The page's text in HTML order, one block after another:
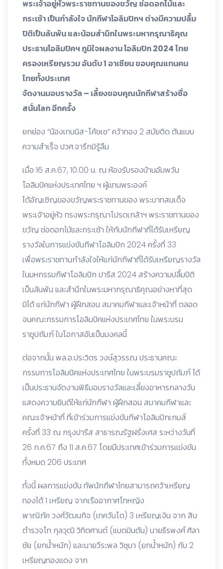
พระเจ้าอยู่หัวพระราชทานของขวัญ ช่อดอกไม้และ
กระเช้า เป็นกำลังใจ นักกีฬาโอลิมปิกฯ ต่างมีความปลื้ม
ปิติเป็นล้นพ้น และน้อมสำนึกในพระมหากรุณาธิคุณ
ประธานโอลิมปิคฯ ภูมิใจผลงาน โอลิมปิก 2024 ไทย
ครองเหรียญรวม อันดับ 1 อาเซียน ขอบคุณแทนคน
ไทยทั้งประเทศ
จัดงานมอบรางวัล – เลี้ยงขอบคุณนักกีฬาสร้างชื่อ
สนั่นโลก อีกครั้ง
ยกย่อง “น้องเทนนิส-โค้ชเช” คว้าทอง 2 สมัยติด ต้นแบบ
ความสำเร็จ ปวศ.จารึกมิรู้ลืม
เมื่อ 16 ส.ค.67, 10.00 น. ณ ห้องรับรองบ้านอัมพวัน
โอลิมปิคแห่งประเทศไทย ฯ ผู้แทนพระองค์
ได้อัญเชิญของขวัญพระราชทานของ พระบาทสมเด็จ
พระเจ้าอยู่หัว ทรงพระกรุณาโปรดเกล้าฯ พระราชทานของ
ขวัญ ช่อดอกไม้และกระเช้า ให้กับนักกีฬาที่ได้รับเหรียญ
รางวัลในการแข่งขันกีฬาโอลิมปิก 2024 ครั้งที่ 33
เพื่อพระราชทานกำลังใจให้แก่นักกีฬาที่ได้รับเหรียญรางวัล
ในมหกรรมกีฬาโอลิมปิก ปารีส 2024 สร้างความปลื้มปิติ
เป็นล้นพ้น และสำนึกในพระมหากรุณาธิคุณอย่างหาที่สุด
มิได้ แก่นักกีฬา ผู้ฝึกสอน สมาคมกีฬาและเจ้าหน้าที่ ตลอด
จนคณะกรรมการโอลิมปิคแห่งประเทศไทย ในพระบรม
ราชูปถัมภ์ ในโอกาสอันเป็นมงคลนี้
ต่อจากนั้น พล.อ.ประวิตร วงษ์สุวรรณ ประธานคณะ
กรรมการโอลิมปิคแห่งประเทศไทย ในพระบรมราชูปถัมภ์ ได้
เป็นประธานจัดงานพิธีมอบรางวัลและเลี้ยงอาหารกลางวัน
แสดงความยินดีให้แก่นักกีฬา ผู้ฝึกสอน สมาคมกีฬาและ
คณะเจ้าหน้าที่ ที่เข้าร่วมการแข่งขันกีฬาโอลิมปิกเกมส์
ครั้งที่ 33 ณ กรุงปารีส สาธารณรัฐฝรั่งเศส ระหว่างวันที่
26 ก.ค.67 ถึง 11 ส.ค.67 โดยมีประเทศเข้าร่วมการแข่งขัน
ทั้งหมด 206 ประเทศ
ทั้งนี้ ผลการแข่งขัน ทัพนักกีฬาไทยสามารถคว้าเหรียญ
ทองได้ 1 เหรียญ จากเรืออากาศโทหญิง
พาณิภัค วงศ์วัฒนกิจ (เทควันโด) 3 เหรียญเงิน จาก สิบ
ตำรวจโท กุลวุฒิ วิทิตศานต์ (แบดมินตัน) นายธีรพงศ์ ศิลา
ชัย (ยกน้ำหนัก) และนายวีระพล วิชุมา (ยกน้ำหนัก) กับ 2
เหรียญทองแดง จาก